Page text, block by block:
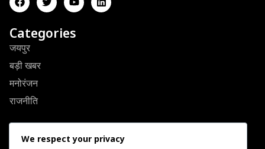
Categories
जयपुर
बड़ी खबर
मनोरंजन
राजनीति
Quick Link
About Us
We respect your privacy